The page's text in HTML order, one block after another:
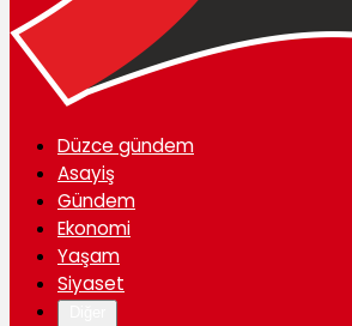
Düzce gündem
Asayiş
Gündem
Ekonomi
Yaşam
Siyaset